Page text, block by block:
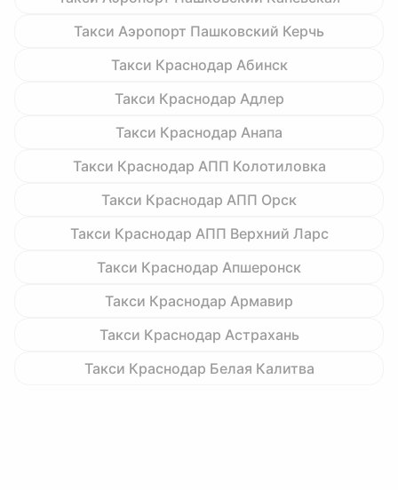
Такси Аэропорт Пашковский Керчь
Такси Краснодар Абинск
Такси Краснодар Адлер
Такси Краснодар Анапа
Такси Краснодар АПП Колотиловка
Такси Краснодар АПП Орск
Такси Краснодар АПП Верхний Ларс
Такси Краснодар Апшеронск
Такси Краснодар Армавир
Такси Краснодар Астрахань
Такси Краснодар Белая Калитва